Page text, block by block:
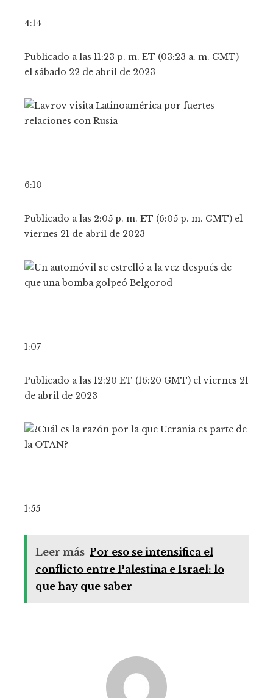
4:14
Publicado a las 11:23 p. m. ET (03:23 a. m. GMT)
el sábado 22 de abril de 2023
6:10
Publicado a las 2:05 p. m. ET (6:05 p. m. GMT) el
viernes 21 de abril de 2023
1:07
Publicado a las 12:20 ET (16:20 GMT) el viernes 21
de abril de 2023
1:55
Leer más Por eso se intensifica el
conflicto entre Palestina e Israel: lo
que hay que saber